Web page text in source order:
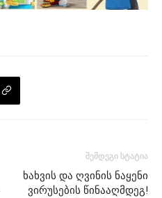
შემდეგი სტატია
ხახვის და ღვინის ნაყენი
ვირუსების წინააღმდეგ!